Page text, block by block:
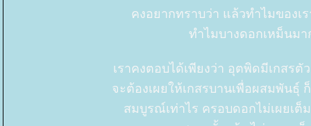
คงอยากทราบว่า แล้วทำไมของเ
ทำไมบางดอกเหม็นม
เราคงตอบได้เพียงว่า อุตพิดมีเกสร
จะต้องเผยให้เกสรบานเพื่อผสมพัน
สมบูรณ์เท่าไร ครอบดอกไม่เผยเต็